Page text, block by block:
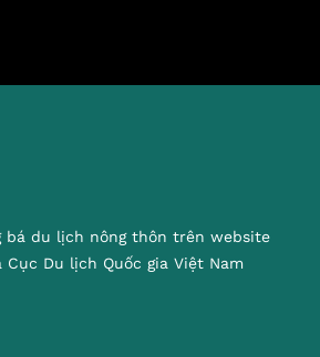
bá du lịch nông thôn trên website
Du lịch Quốc gia Việt Nam